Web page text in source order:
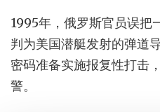
1995年，俄罗斯官员误把
判为美国潜艇发射的弹道
密码准备实施报复性打击
警。